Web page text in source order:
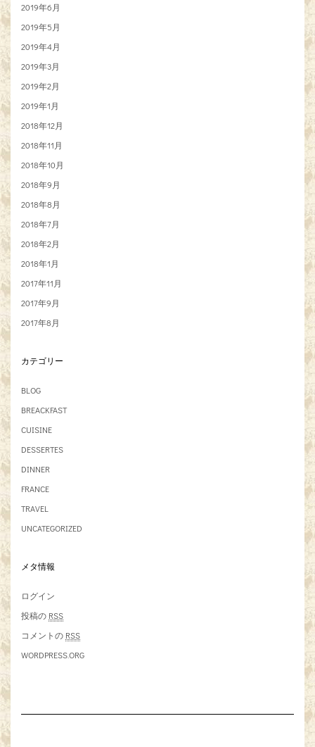
2019年6月
2019年5月
2019年4月
2019年3月
2019年2月
2019年1月
2018年12月
2018年11月
2018年10月
2018年9月
2018年8月
2018年7月
2018年2月
2018年1月
2017年11月
2017年9月
2017年8月
カテゴリー
BLOG
BREACKFAST
CUISINE
DESSERTES
DINNER
FRANCE
TRAVEL
UNCATEGORIZED
メタ情報
ログイン
投稿の RSS
コメントの RSS
WORDPRESS.ORG